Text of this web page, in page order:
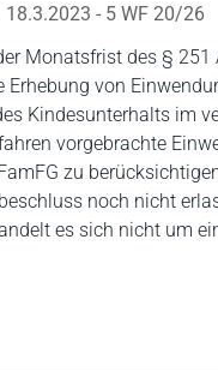
18.3.2023 - 5 WF 20/26
Monatsfrist des § 251
Erhebung von
Kindesunterhalts im
vorgebrachte
zu
noch nicht
es sich nicht um